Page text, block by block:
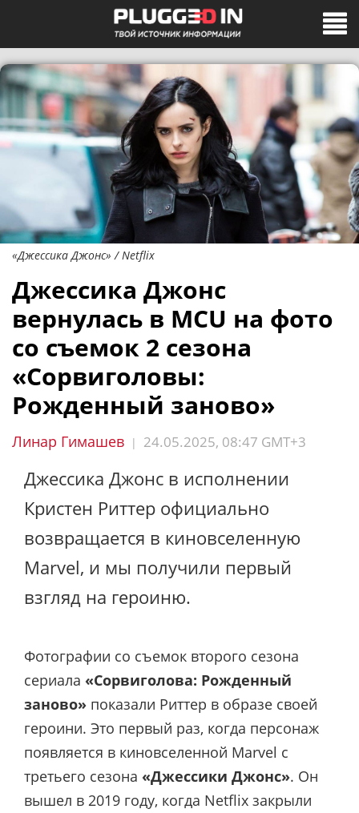
«Джессика Джонс» / Netflix
Джессика Джонс
вернулась в MCU на фото
со съемок 2 сезона
«Сорвиголовы:
Рожденный заново»
Линар Гимашев | 24.05.2025, 08:47 GMT+3
Джессика Джонс в исполнении
Кристен Риттер официально
возвращается в киновселенную
Marvel, и мы получили первый
взгляд на героиню.
Фотографии со съемок второго сезона
сериала «Сорвиголова: Рожденный
заново» показали Риттер в образе своей
героини. Это первый раз, когда персонаж
появляется в киновселенной Marvel с
третьего сезона «Джессики Джонс». Он
вышел в 2019 году, когда Netflix закрыли